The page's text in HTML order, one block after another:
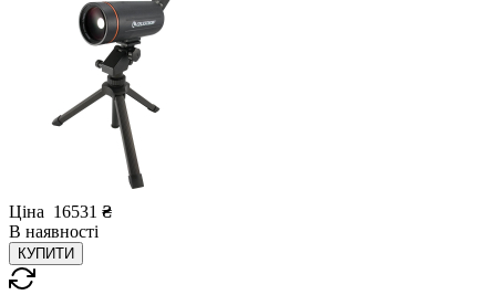
Ціна 16531 ₴
В наявності
КУПИТИ